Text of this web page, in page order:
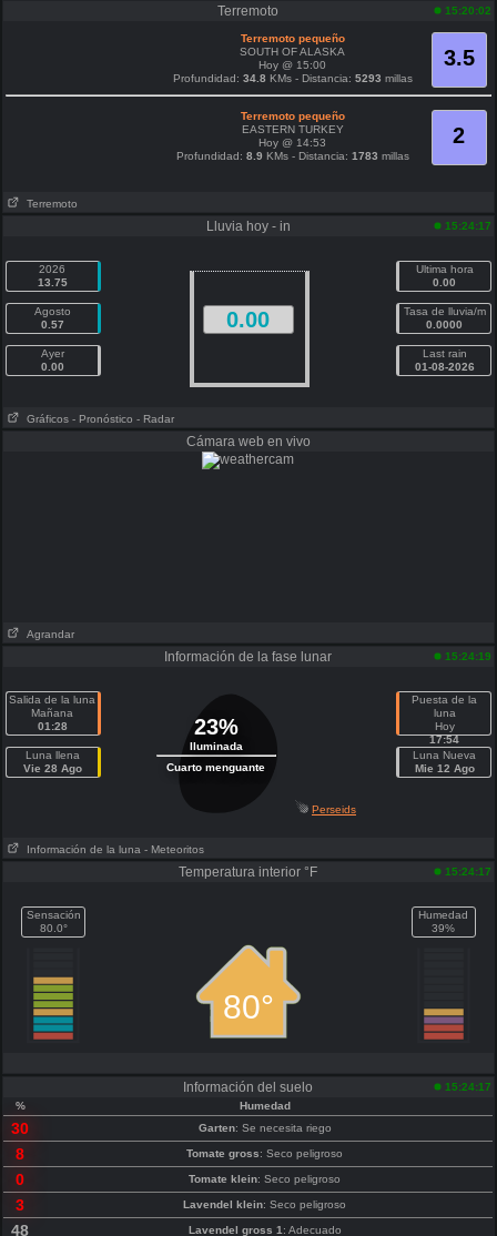
Terremoto 15:20:02
3.5
Terremoto pequeño
SOUTH OF ALASKA
Hoy @ 15:00
Profundidad: 34.8 KMs - Distancia: 5293 millas
2
Terremoto pequeño
EASTERN TURKEY
Hoy @ 14:53
Profundidad: 8.9 KMs - Distancia: 1783 millas
Terremoto
Lluvia hoy - in 15:24:17
2026
13.75
Agosto
0.57
Ayer
0.00
0.00
Ultima hora
0.00
Tasa de lluvia/m
0.0000
Last rain
01-08-2026
Gráficos - Pronóstico - Radar
Cámara web en vivo
Agrandar
Información de la fase lunar 15:24:19
Salida de la luna
Mañana
01:28
Luna llena
Vie 28 Ago
23%
Iluminada
Cuarto menguante
Puesta de la
luna
Hoy
17:54
Luna Nueva
Mie 12 Ago
Perseids
Información de la luna - Meteoritos
Temperatura interior °F 15:24:17
Sensación
80.0°
80°
Humedad
39%
Información del suelo
15:24:17
%
Humedad
30 Garten: Se necesita riego
8 Tomate gross: Seco peligroso
0 Tomate klein: Seco peligroso
3 Lavendel klein: Seco peligroso
48 Lavendel gross 1 : Adecuado